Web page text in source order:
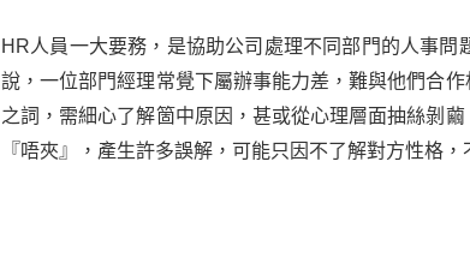
HR人員一大要務，是協助公司處理不同部門的人事
說，一位部門經理常覺下屬辦事能力差，難與他們合
之詞，需細心了解箇中原因，甚或從心理層面抽絲剝
『唔夾』，產生許多誤解，可能只因不了解對方性格